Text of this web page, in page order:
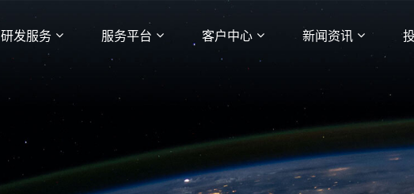
研发服务 服务平台 客户中心 新闻资讯